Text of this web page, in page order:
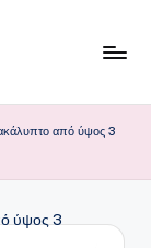
από ύψος 3